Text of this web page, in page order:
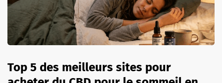
Top 5 des meilleurs sites pour